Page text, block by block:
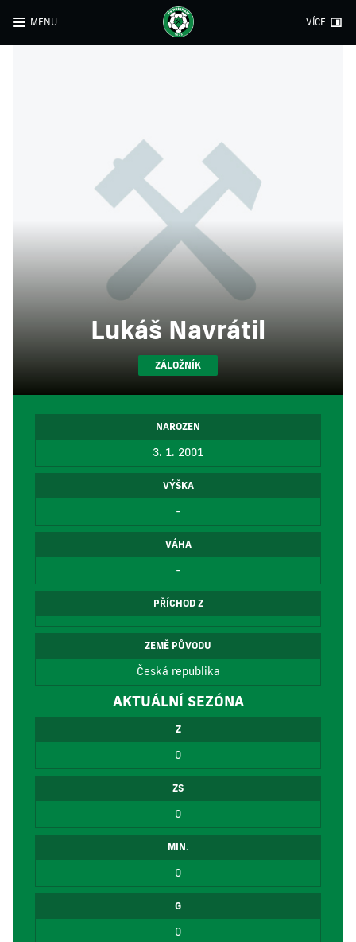
MENU VÍCE
Lukáš Navrátil
ZÁLOŽNÍK
NAROZEN
3. 1. 2001
VÝŠKA
-
VÁHA
-
PŘÍCHOD Z
ZEMĚ PŮVODU
Česká republika
AKTUÁLNÍ SEZÓNA
Z
0
ZS
0
MIN.
0
G
0